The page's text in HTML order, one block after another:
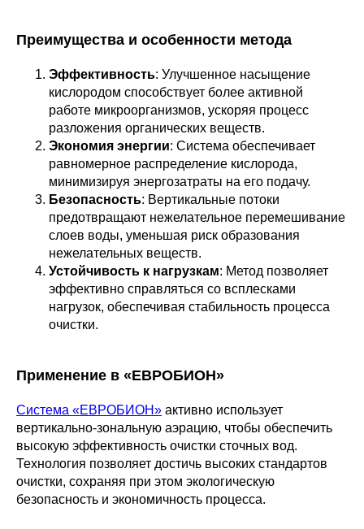
Преимущества и особенности метода
Эффективность: Улучшенное насыщение
кислородом способствует более активной
работе микроорганизмов, ускоряя процесс
разложения органических веществ.
Экономия энергии: Система обеспечивает
равномерное распределение кислорода,
минимизируя энергозатраты на его подачу.
Безопасность: Вертикальные потоки
предотвращают нежелательное перемешивание
слоев воды, уменьшая риск образования
нежелательных веществ.
Устойчивость к нагрузкам: Метод позволяет
эффективно справляться со всплесками
нагрузок, обеспечивая стабильность процесса
очистки.
Применение в «ЕВРОБИОН»
Система «ЕВРОБИОН» активно использует
вертикально-зональную аэрацию, чтобы обеспечить
высокую эффективность очистки сточных вод.
Технология позволяет достичь высоких стандартов
очистки, сохраняя при этом экологическую
безопасность и экономичность процесса.